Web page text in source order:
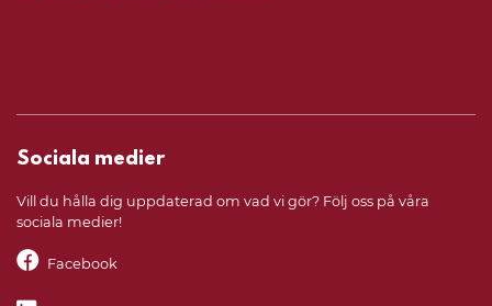
Sociala medier
Vill du hålla dig uppdaterad om vad vi gör? Följ oss på våra
sociala medier!
Facebook